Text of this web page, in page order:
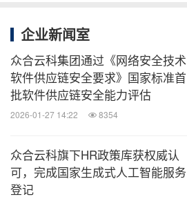
企业新闻室
众合云科集团通过《网络安全技术
软件供应链安全要求》国家标准首
批软件供应链安全能力评估
2026-01-27 14:22 8354
众合云科旗下HR政策库获权威认
可，完成国家生成式人工智能服务
登记